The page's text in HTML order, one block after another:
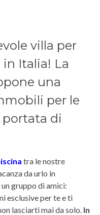
villa per
Italia! La
una
per le
portata di
tra le nostre
da urlo in
gruppo di amici:
esclusive per te e ti
lasciarti mai da solo. In